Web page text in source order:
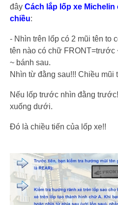
đây Cách lắp lốp xe
chiều:
- Nhìn trên lốp có 2 mũi tên to
tên nào có chữ FRONT=trước
~ bánh sau.
Nhìn từ đằng sau!!! Chiều mũi
Nếu lốp trước nhìn đằng
xuống dưới.
Đó là chiều tiến của lốp xe!!